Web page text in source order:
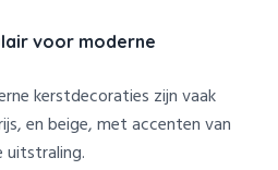
voor moderne
kerstdecoraties zijn vaak
en beige, met accenten van
uitstraling.